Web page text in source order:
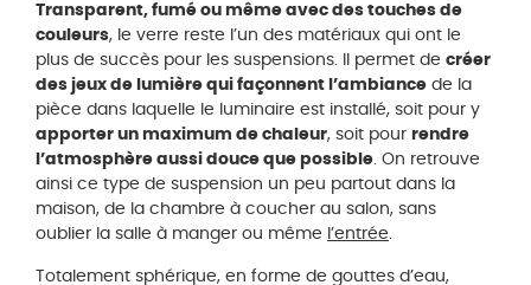
Transparent, fumé ou même avec des touches de
couleurs, le verre reste l’un des matériaux qui ont le
plus de succès pour les suspensions. Il permet de créer
des jeux de lumière qui façonnent l’ambiance de la
pièce dans laquelle le luminaire est installé, soit pour y
apporter un maximum de chaleur, soit pour rendre
l’atmosphère aussi douce que possible. On retrouve
ainsi ce type de suspension un peu partout dans la
maison, de la chambre à coucher au salon, sans
oublier la salle à manger ou même l’entrée.
Totalement sphérique, en forme de gouttes d’eau,